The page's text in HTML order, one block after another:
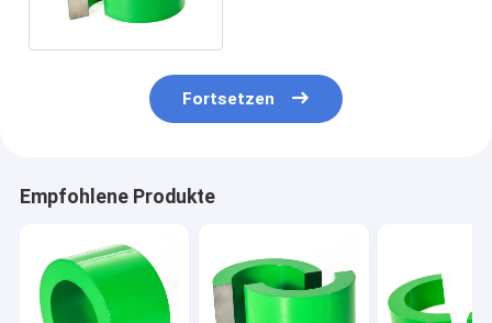
Fortsetzen
Empfohlene Produkte